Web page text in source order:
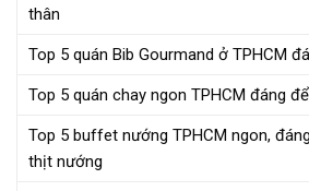
thân
Top 5 quán Bib Gourmand ở TPHCM
Top 5 quán chay ngon TPHCM đáng
Top 5 buffet nướng TPHCM ngon,
thịt nướng